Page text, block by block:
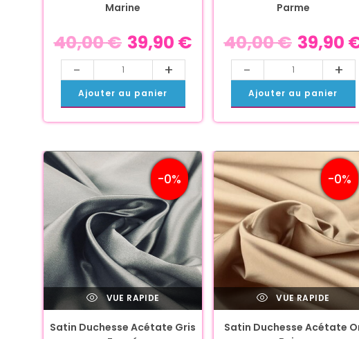
Marine
40,00€ 39,90 €
- +
Ajouter au panier
Parme
40,00€ 39,90
- +
Ajouter au panier
-0%
VUE RAPIDE
Satin Duchesse Acétate Gris
-0%
VUE RAPIDE
Satin Duchesse Acétate